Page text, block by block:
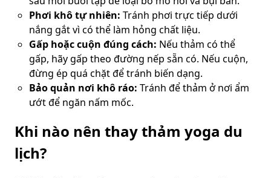
Phơi khô tự nhiên: Tránh phơi trực tiếp dưới
nắng gắt vì có thể làm hỏng chất liệu.
Gấp hoặc cuộn đúng cách: Nếu thảm có thể
gấp, hãy gấp theo đường nếp sẵn có. Nếu cuộn,
đừng ép quá chặt để tránh biến dạng.
Bảo quản nơi khô ráo: Tránh để thảm ở nơi ẩm
ướt để ngăn nấm mốc.
Khi nào nên thay thảm yoga du
lịch?